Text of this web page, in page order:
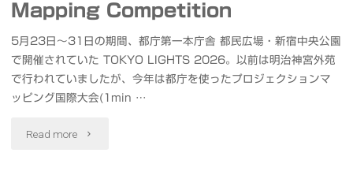
リ
ー
ジ
ド・
ロ
Park
新
Mapping Competition
5月23日〜31日の期間、都庁第一本庁舎 都民広場・新宿中央公園
で開催されていた TOKYO LIGHTS 2026。以前は明治神宮外苑
で行われていましたが、今年は都庁を使ったプロジェクションマ
ッピング国際大会(1min …
Read more "TOKYO